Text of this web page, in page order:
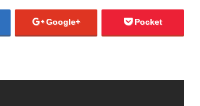
Google+ Pocket